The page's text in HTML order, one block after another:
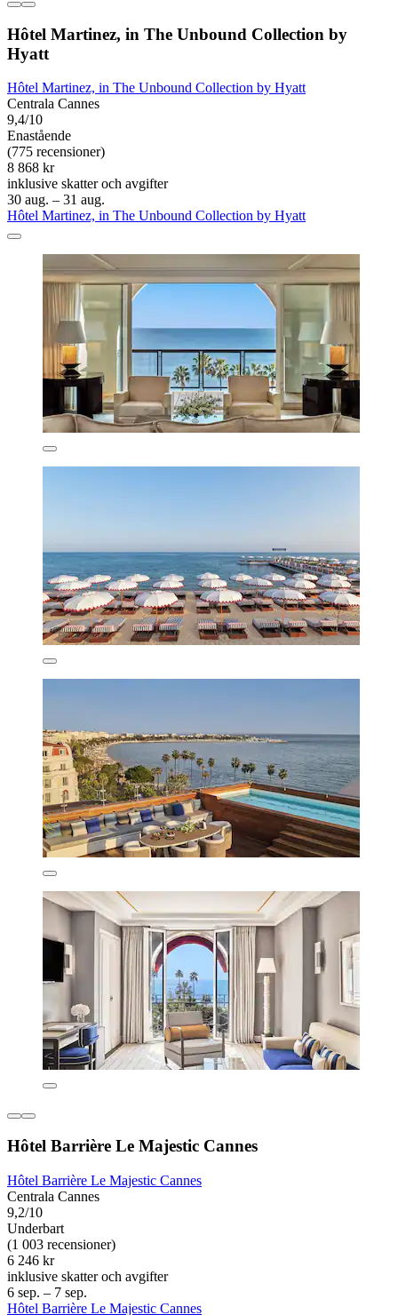
Hôtel Martinez, in The Unbound Collection by
Hyatt
Hôtel Martinez, in The Unbound Collection by Hyatt
Centrala Cannes
9,4/10
Enastående
(775 recensioner)
8 868 kr
inklusive skatter och avgifter
30 aug. – 31 aug.
Hôtel Martinez, in The Unbound Collection by Hyatt
Hôtel Barrière Le Majestic Cannes
Hôtel Barrière Le Majestic Cannes
Centrala Cannes
9,2/10
Underbart
(1 003 recensioner)
6 246 kr
inklusive skatter och avgifter
6 sep. – 7 sep.
Hôtel Barrière Le Majestic Cannes